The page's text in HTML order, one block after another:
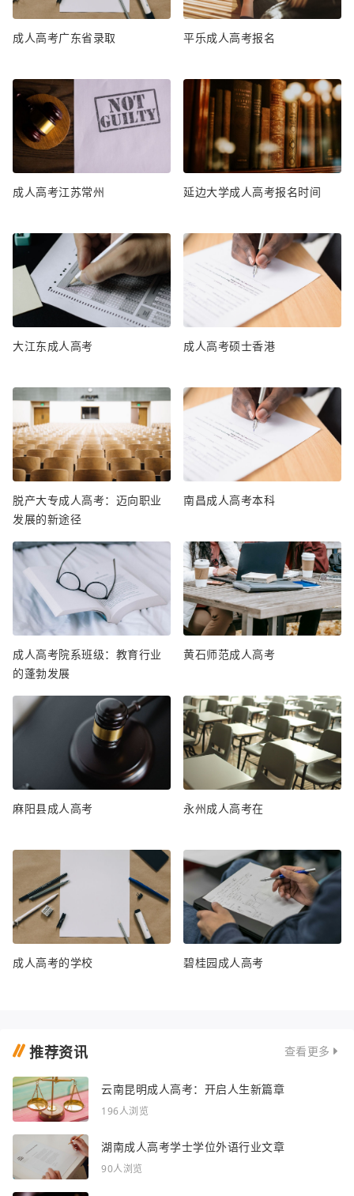
成人高考广东省录取 平乐成人高考报名
成人高考江苏常州 延边大学成人高考报名时间
大江东成人高考 成人高考硕士香港
脱产大专成人高考：迈向职业
发展的新途径
南昌成人高考本科
成人高考院系班级：教育行业
的蓬勃发展
黄石师范成人高考
麻阳县成人高考 永州成人高考在
成人高考的学校 碧桂园成人高考
推荐资讯 查看更多
云南昆明成人高考：开启人生新篇章
196人浏览
湖南成人高考学士学位外语行业文章
90人浏览